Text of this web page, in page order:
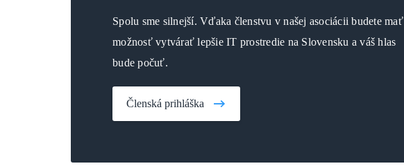
Spolu sme silnejší. Vďaka členstvu v našej asociácii budete mať
možnosť vytvárať lepšie IT prostredie na Slovensku a váš hlas
bude počuť.
Členská prihláška